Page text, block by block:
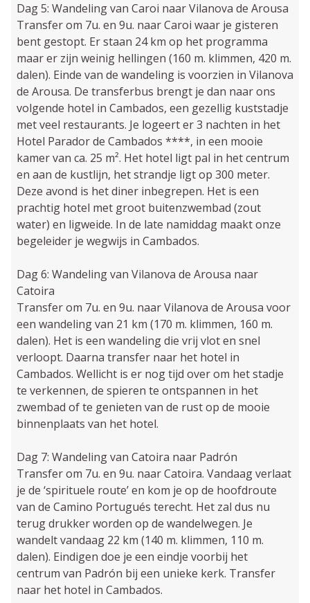
Dag 5: Wandeling van Caroi naar Vilanova de Arousa
Transfer om 7u. en 9u. naar Caroi waar je gisteren
bent gestopt. Er staan 24 km op het programma
maar er zijn weinig hellingen (160 m. klimmen, 420 m.
dalen). Einde van de wandeling is voorzien in Vilanova
de Arousa. De transferbus brengt je dan naar ons
volgende hotel in Cambados, een gezellig kuststadje
met veel restaurants. Je logeert er 3 nachten in het
Hotel Parador de Cambados ****, in een mooie
kamer van ca. 25 m². Het hotel ligt pal in het centrum
en aan de kustlijn, het strandje ligt op 300 meter.
Deze avond is het diner inbegrepen. Het is een
prachtig hotel met groot buitenzwembad (zout
water) en ligweide. In de late namiddag maakt onze
begeleider je wegwijs in Cambados.
Dag 6: Wandeling van Vilanova de Arousa naar
Catoira
Transfer om 7u. en 9u. naar Vilanova de Arousa voor
een wandeling van 21 km (170 m. klimmen, 160 m.
dalen). Het is een wandeling die vrij vlot en snel
verloopt. Daarna transfer naar het hotel in
Cambados. Wellicht is er nog tijd over om het stadje
te verkennen, de spieren te ontspannen in het
zwembad of te genieten van de rust op de mooie
binnenplaats van het hotel.
Dag 7: Wandeling van Catoira naar Padrón
Transfer om 7u. en 9u. naar Catoira. Vandaag verlaat
je de ‘spirituele route’ en kom je op de hoofdroute
van de Camino Portugués terecht. Het zal dus nu
terug drukker worden op de wandelwegen. Je
wandelt vandaag 22 km (140 m. klimmen, 110 m.
dalen). Eindigen doe je een eindje voorbij het
centrum van Padrón bij een unieke kerk. Transfer
naar het hotel in Cambados.